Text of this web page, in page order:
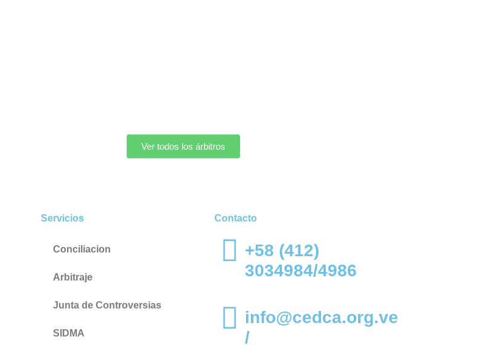
Ver todos los árbitros
Servicios
Conciliacion
Arbitraje
Junta de Controversias
SIDMA
Contacto
+58 (412)
3034984/4986
info@cedca.org.ve
/